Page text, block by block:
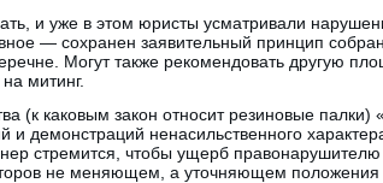
и уже в этом юристы усматривали
— сохранен заявительный принцип
Могут также рекомендовать другую
митинг.
(к каковым закон относит резиновые палки)
и демонстраций ненасильственного
стремится, чтобы ущерб
не меняющем, а уточняющем положения